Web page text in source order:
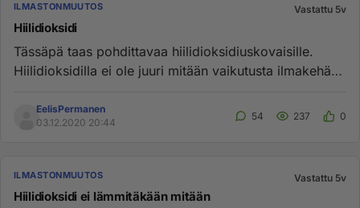
ILMASTONMUUTOS Vastattu 5v
Hiilidioksidi
Tässäpä taas pohdittavaa hiilidioksidiuskovaisille.
Hiilidioksidilla ei ole juuri mitään vaikutusta ilmakehän
EelisPermanen
03.12.2020 20:44
54 237 0
ILMASTONMUUTOS Vastattu 5v
Hiilidioksidi ei lämmitäkään mitään